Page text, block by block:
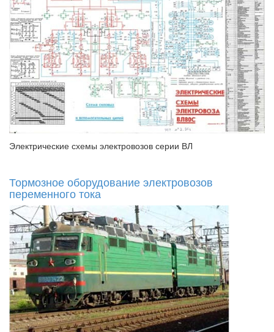
Электрические схемы электровозов серии ВЛ
Тормозное оборудование электровозов
переменного тока